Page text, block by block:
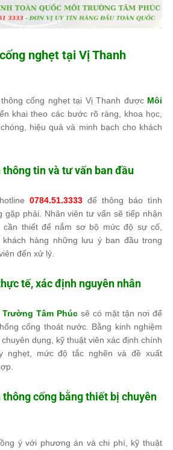
nghẹt tại Vị Thanh
cống nghẹt tại Vị Thanh được Môi
khai theo các bước rõ ràng, khoa học,
hiệu quả và minh bạch cho khách
thông tin và tư vấn ban đầu
0784.51.3333 để thông báo tình
gặp phải. Nhân viên tư vấn sẽ tiếp nhận
cần thiết để nắm sơ bộ mức độ sự cố,
hàng những lưu ý ban đầu trong
đến xử lý.
tế, xác định nguyên nhân
Trường Tâm Phúc sẽ có mặt tận nơi để
cống thoát nước. Bằng kinh nghiệm
dụng, kỹ thuật viên xác định chính
nghẹt, mức độ tắc nghẽn và đề xuất
thông cống bằng thiết bị chuyên
ý với phương án và chi phí, kỹ thuật